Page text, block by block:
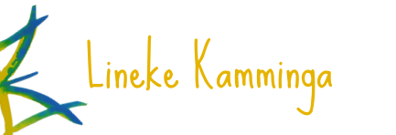
Lineke Kamminga